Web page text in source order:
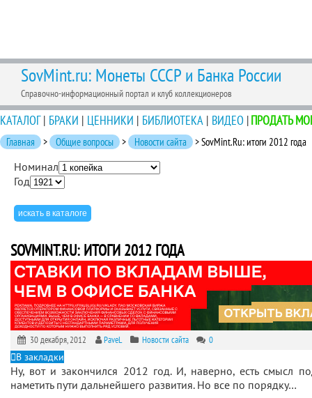
SovMint.ru: Монеты СССР и Банка России
Справочно-информационный портал и клуб коллекционеров
КАТАЛОГ| БРАКИ | ЦЕННИКИ | БИБЛИОТЕКА | ВИДЕО |ПРОДАТЬ
Главная > Общие вопросы > Новости сайта > SovMint.Ru: итоги 2012 года
Номинал
Год
SOVMINT.RU: ИТОГИ 2012 ГОДА
30 декабря, 2012 PaveL Новости сайта 0
В закладки
Ну, вот и закончился 2012 год. И, наверно, есть смысл
наметить пути дальнейшего развития. Но все по порядку…